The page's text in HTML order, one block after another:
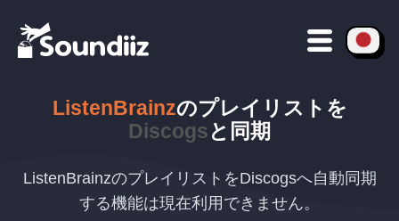
ListenBrainzのプレイリストを
Discogsと同期
ListenBrainzのプレイリストをDiscogsへ自動同期
する機能は現在利用できません。